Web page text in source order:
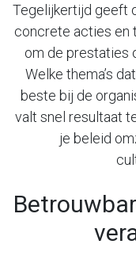
Tegelijkertijd geeft
concrete acties en
om de prestaties
Welke thema’s
beste bij de
valt snel resultaat
je beleid